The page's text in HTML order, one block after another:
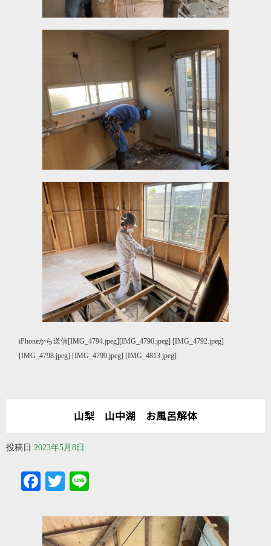
iPhoneから送信[IMG_4794.jpeg][IMG_4790.jpeg] [IMG_4792.jpeg]
[IMG_4798.jpeg] [IMG_4799.jpeg] [IMG_4813.jpeg]
山梨 山中湖 お風呂解体
投稿日 2023年5月8日
Facebook
Twitter